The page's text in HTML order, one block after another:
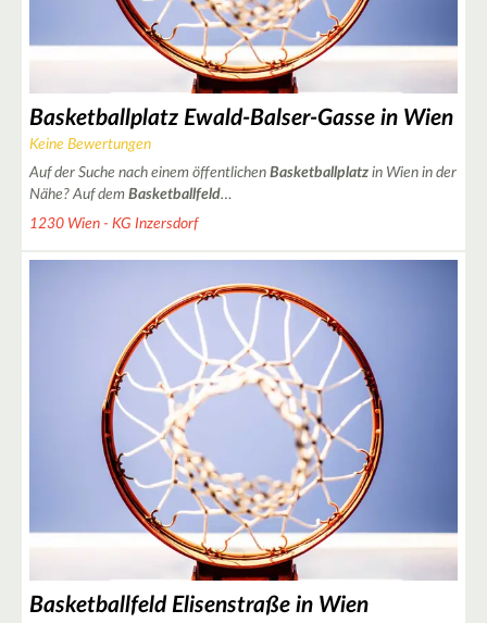
Basketballplatz Ewald-Balser-Gasse in Wien
Keine Bewertungen
Auf der Suche nach einem öffentlichen Basketballplatz in Wien in der
Nähe? Auf dem Basketballfeld…
1230 Wien - KG Inzersdorf
Basketballfeld Elisenstraße in Wien